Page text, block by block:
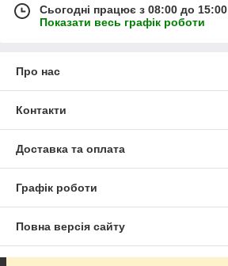
Сьогодні працює з 08:00 до 15:00
Показати весь графік роботи
Про нас
Контакти
Доставка та оплата
Графік роботи
Повна версія сайту